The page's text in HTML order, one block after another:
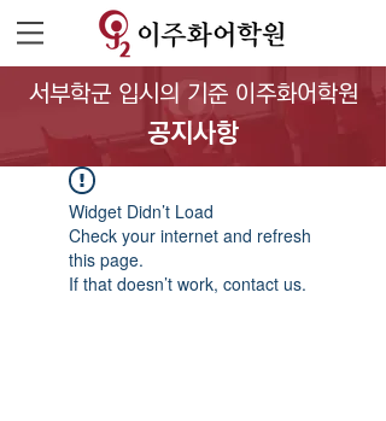
서부학군 입시의 기준 이주화어학원
공지사항
Widget Didn’t Load
Check your internet and refresh
this page.
If that doesn’t work, contact us.